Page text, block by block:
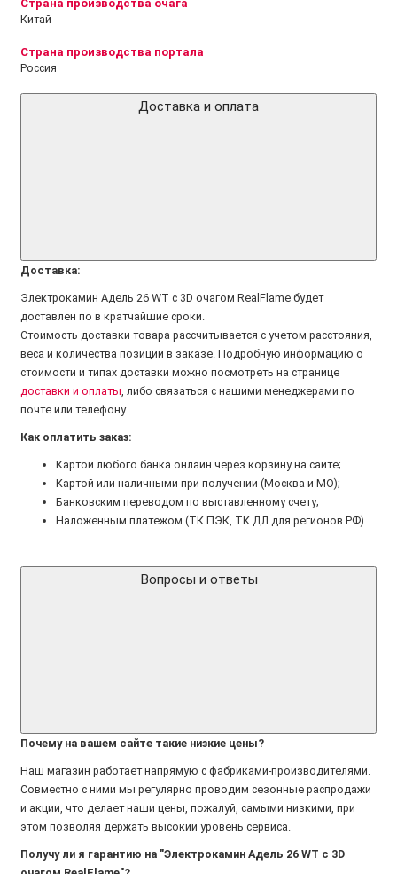
Страна производства очага
Китай
Страна производства портала
Россия
Доставка и оплата
Доставка:
Электрокамин Адель 26 WT с 3D очагом RealFlame будет
доставлен по в кратчайшие сроки.
Стоимость доставки товара рассчитывается с учетом расстояния,
веса и количества позиций в заказе. Подробную информацию о
стоимости и типах доставки можно посмотреть на странице
доставки и оплаты, либо связаться с нашими менеджерами по
почте или телефону.
Как оплатить заказ:
Картой любого банка онлайн через корзину на сайте;
Картой или наличными при получении (Москва и МО);
Банковским переводом по выставленному счету;
Наложенным платежом (ТК ПЭК, ТК ДЛ для регионов РФ).
Вопросы и ответы
Почему на вашем сайте такие низкие цены?
Наш магазин работает напрямую с фабриками-производителями.
Совместно с ними мы регулярно проводим сезонные распродажи
и акции, что делает наши цены, пожалуй, самыми низкими, при
этом позволяя держать высокий уровень сервиса.
Получу ли я гарантию на "Электрокамин Адель 26 WT с 3D